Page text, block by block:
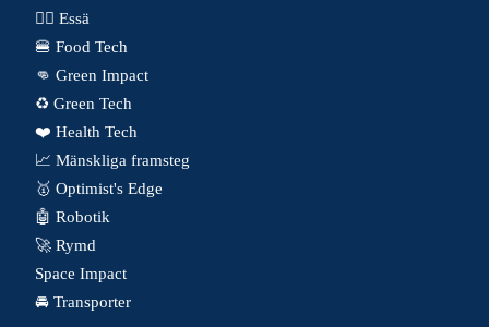
✍🏼 Essä
🍔 Food Tech
👊 Green Impact
♻️ Green Tech
❤️ Health Tech
📈 Mänskliga framsteg
🥇 Optimist's Edge
🤖 Robotik
🚀 Rymd
Space Impact
🚘 Transporter